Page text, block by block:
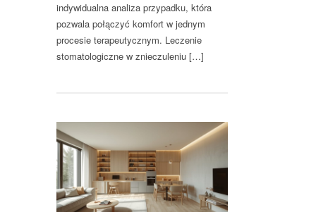
indywidualna analiza przypadku, która
pozwala połączyć komfort w jednym
procesie terapeutycznym. Leczenie
stomatologiczne w znieczuleniu […]